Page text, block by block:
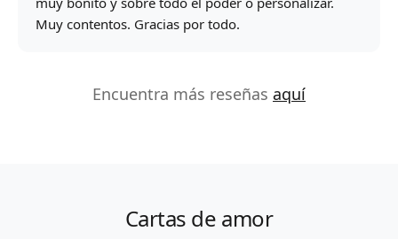
Muy contentos. Gracias por todo.
Encuentra más reseñas aquí
Cartas de amor